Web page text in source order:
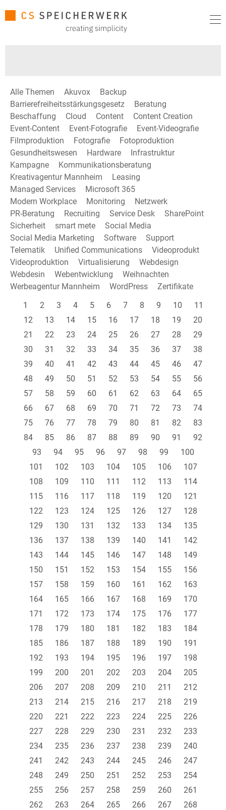
Alle Themen Akuvox
Backup
Barrierefreiheitsstärkungsgesetz
Beratung
Beschaffung
Cloud Content
Content Creation
Event-Content
Event-Fotografie
Event-Videografie
Filmproduktion
Fotografie
Fotoproduktion
Gesundheitswesen
Hardware
Infrastruktur
Kampagne
Kommunikationsberatung
Kreativagentur Mannheim
Leasing
Managed Services
Microsoft 365
Modern Workplace
Monitoring
Netzwerk
PR-Beratung
Recruiting Service Desk
SharePoint
Sicherheit
smart mete
Social Media
Social Media Marketing
Software
Support
Telematik
Unified Communications
Videoprodukt
Videoproduktion
Virtualisierung
Webdesign
Webdesin
Webentwicklung
Weihnachten
Werbeagentur Mannheim
WordPress
Zertifikate
1
2 3 4 5 6 7 8 9 10
11
12
13 14 15 16 17 18 19
20
21
22 23 24 25 26 27 28
29
30
31 32 33 34 35 36 37
38
39
40 41 42 43 44 45 46
47
48
49 50 51 52 53 54 55
56
57
58 59 60 61 62 63 64
65
66
67 68 69 70 71 72 73
74
75
76 77 78 79 80 81 82
83
84
85 86 87 88 89 90 91
92
93
94 95 96 97 98 99
100
101
102 103 104 105 106
107
108
109 110 111 112 113
114
115
116 117 118 119 120
121
122
123 124 125 126 127
128
129
130 131 132 133 134
135
136
137 138 139 140 141
142
143
144 145 146 147 148
149
150
151 152 153 154 155
156
157
158 159 160 161 162
163
164
165 166 167 168 169
170
171
172 173 174 175 176
177
178
179 180 181 182 183
184
185
186 187 188 189 190
191
192
193 194 195 196 197
198
199
200 201 202 203 204
205
206
207 208 209 210 211
212
213
214 215 216 217 218
219
220
221 222 223 224 225
226
227
228 229 230 231 232
233
234
235 236 237 238 239
240
241
242 243 244 245 246
247
248
249 250 251 252 253
254
255
256 257 258 259 260
261
262
263 264 265 266 267
268